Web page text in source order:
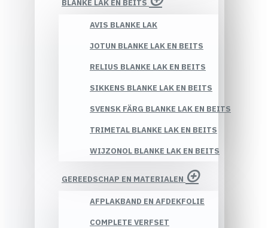
BLANKE LAK EN BEITS
AVIS BLANKE LAK
JOTUN BLANKE LAK EN BEITS
RELIUS BLANKE LAK EN BEITS
SIKKENS BLANKE LAK EN BEITS
SVENSK FÄRG BLANKE LAK EN BEITS
TRIMETAL BLANKE LAK EN BEITS
WIJZONOL BLANKE LAK EN BEITS
GEREEDSCHAP EN MATERIALEN
AFPLAKBAND EN AFDEKFOLIE
COMPLETE VERFSET